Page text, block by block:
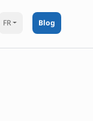
FR Blog